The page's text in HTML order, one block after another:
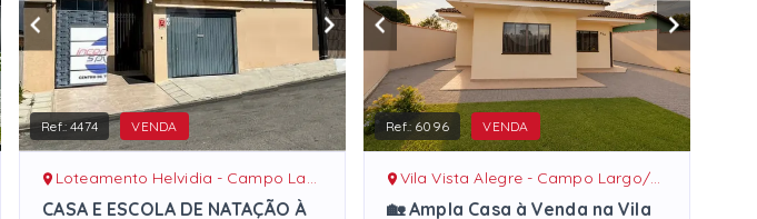
Ref.:4474 VENDA
Loteamento Helvidia - Campo Largo/PR
CASA E ESCOLA DE NATAÇÃO À
Ref.: 6096 VENDA
Vila Vista Alegre - Campo Largo/PR
🏡 Ampla Casa à Venda na Vila